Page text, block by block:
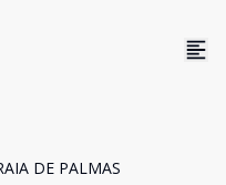
DE PALMAS